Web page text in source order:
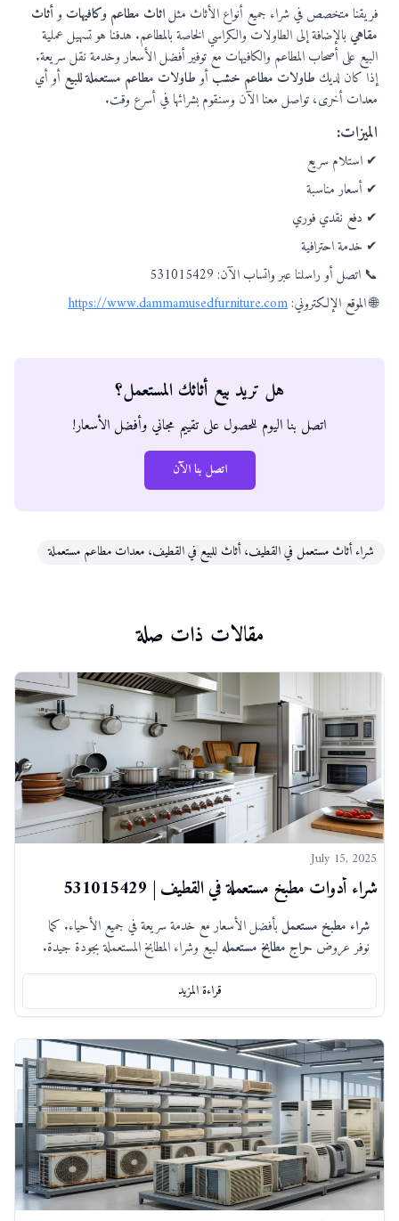
فريقنا متخصص في شراء جميع أنواع الأثاث مثلاثاث مطاعم وكافيهات وأثاث
مقاهي بالإضافة إلى الطاولات والكراسي الخاصة بالمطاعم. هدفنا هو تسهيل عملية
البيع على أصحاب المطاعم والكافيهات مع توفير أفضل الأسعار وخدمة نقل سريعة.
إذا كان لديك طاولات مطاعم خشبأوطاولات مطاعم مستعملة للبيعأو أي
معدات أخرى، تواصل معنا الآن وسنقوم بشرائها في أسرع وقت.
الميزات:
✔ استلام سريع
✔ أسعار مناسبة
✔ دفع نقدي فوري
✔ خدمة احترافية
📞 اتصل أو راسلنا عبر واتساب الآن: 531015429
🌐 الموقع الإلكتروني:https://www.dammamusedfurniture.com
هل تريد بيع أثاثك المستعمل؟
اتصل بنا اليوم للحصول على تقييم مجاني وأفضل الأسعار!
اتصل بنا الآن
شراء أثاث مستعمل في القطيف، أثاث للبيع في القطيف، معدات مطاعم مستعملة
مقالات ذات صلة
July 15, 2025
شراء أدوات مطبخ مستعملة في القطيف | 531015429
شراء مطبخ مستعمل بأفضل الأسعار مع خدمة سريعة في جميع الأحياء. كما
نوفر عروض حراج مطابخ مستعملهلبيع وشراء المطابخ المستعملة بجودة جيدة.
قراءة المزيد